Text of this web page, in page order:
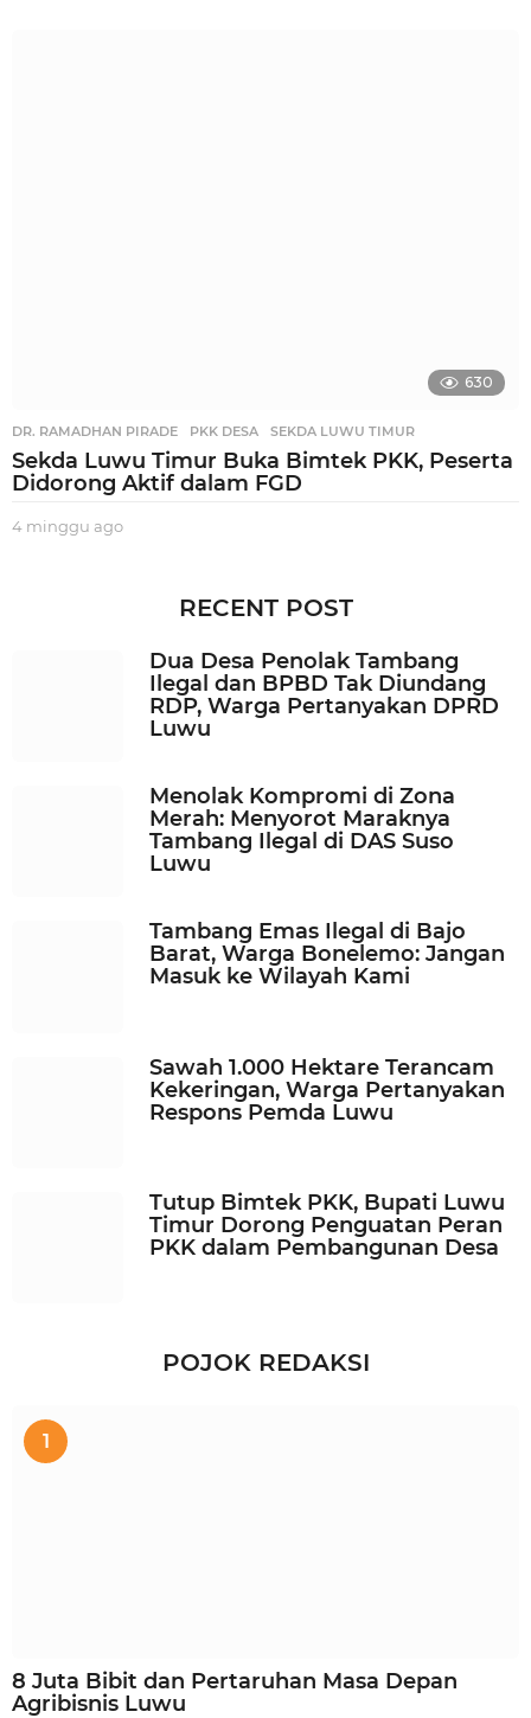
630
DR. RAMADHAN PIRADE ,PKK DESA ,SEKDA LUWU TIMUR
Sekda Luwu Timur Buka Bimtek PKK, Peserta
Didorong Aktif dalam FGD
4 minggu ago
RECENT POST
Dua Desa Penolak Tambang
Ilegal dan BPBD Tak Diundang
RDP, Warga Pertanyakan DPRD
Luwu
Menolak Kompromi di Zona
Merah: Menyorot Maraknya
Tambang Ilegal di DAS Suso
Luwu
Tambang Emas Ilegal di Bajo
Barat, Warga Bonelemo: Jangan
Masuk ke Wilayah Kami
Sawah 1.000 Hektare Terancam
Kekeringan, Warga Pertanyakan
Respons Pemda Luwu
Tutup Bimtek PKK, Bupati Luwu
Timur Dorong Penguatan Peran
PKK dalam Pembangunan Desa
POJOK REDAKSI
1
8 Juta Bibit dan Pertaruhan Masa Depan
Agribisnis Luwu